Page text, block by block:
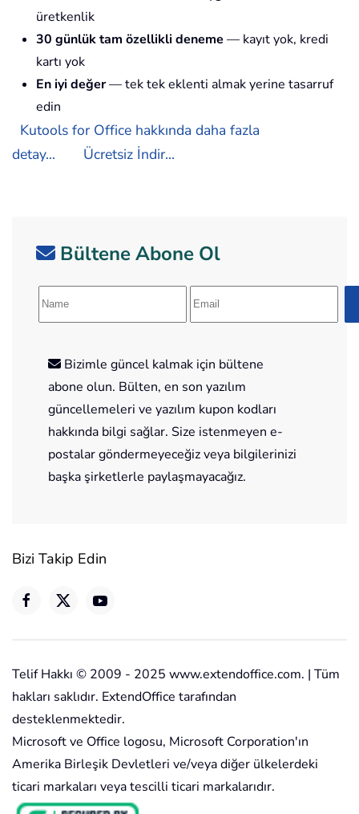
üretkenlik
30 günlük tam özellikli deneme — kayıt yok, kredi
kartı yok
En iyi değer— tek tek eklenti almak yerine tasarruf
edin
Kutools for Office hakkında daha fazla
detay...
Ücretsiz İndir...
Bültene Abone Ol
Bizimle güncel kalmak için bültene
abone olun. Bülten, en son yazılım
güncellemeleri ve yazılım kupon kodları
hakkında bilgi sağlar. Size istenmeyen e-
postalar göndermeyeceğiz veya bilgilerinizi
başka şirketlerle paylaşmayacağız.
Bizi Takip Edin
Telif Hakkı © 2009 - 2025 www.extendoffice.com. | Tüm
hakları saklıdır. ExtendOffice tarafından
desteklenmektedir.
Microsoft ve Office logosu, Microsoft Corporation'ın
Amerika Birleşik Devletleri ve/veya diğer ülkelerdeki
ticari markaları veya tescilli ticari markalarıdır.